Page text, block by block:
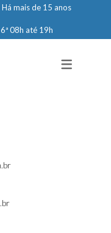
mais de 15 anos
08h até 19h